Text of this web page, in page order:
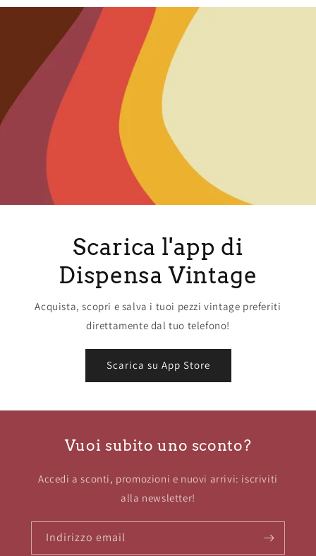
Scarica l'app di
Dispensa Vintage
Acquista, scopri e salva i tuoi pezzi vintage preferiti
direttamente dal tuo telefono!
Scarica su App Store
Vuoi subito uno sconto?
Accedi a sconti, promozioni e nuovi arrivi: iscriviti
alla newsletter!
Indirizzo email